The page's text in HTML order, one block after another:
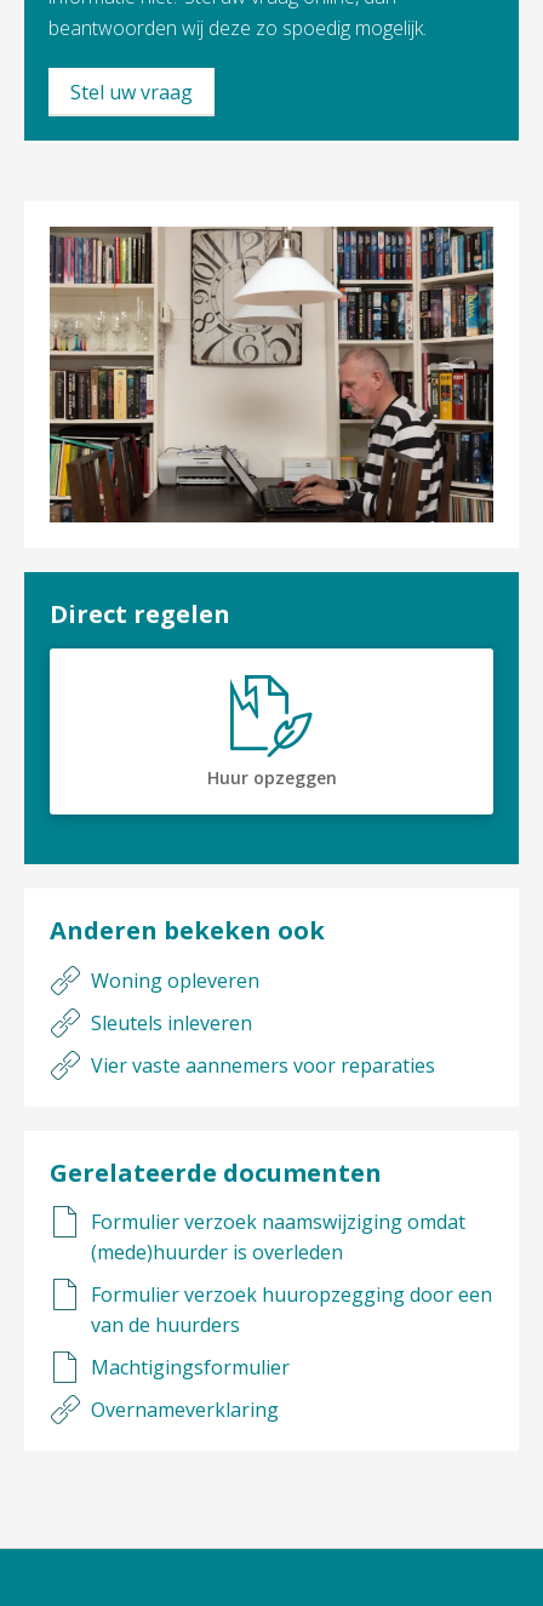
beantwoorden wij deze zo spoedig mogelijk.
Stel uw vraag
Direct regelen

Huur opzeggen
Anderen bekeken ook
Woning opleveren
Sleutels inleveren
Vier vaste aannemers voor reparaties
Gerelateerde documenten
Formulier verzoek naamswijziging omdat
(mede)huurder is overleden
Formulier verzoek huuropzegging door een
van de huurders
Machtigingsformulier
Overnameverklaring